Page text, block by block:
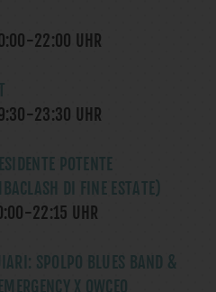
-22:00 UHR
-23:30 UHR
POTENTE
DI FINE ESTATE)
-22:15 UHR
SPOLPO BLUES BAND &
X OWCEO